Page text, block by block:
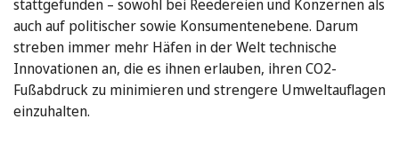
stattgefunden – sowohl bei Reedereien und Konzernen als
auch auf politischer sowie Konsumentenebene. Darum
streben immer mehr Häfen in der Welt technische
Innovationen an, die es ihnen erlauben, ihren CO2-
Fußabdruck zu minimieren und strengere Umweltauflagen
einzuhalten.